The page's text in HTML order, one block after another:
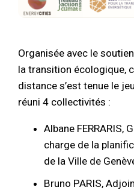
Organisée avec le
la transition écologique,
distance s’est tenue le
réuni 4 collectivités :
Albane FERRARIS,
charge de la
de la Ville de
Bruno PARIS,